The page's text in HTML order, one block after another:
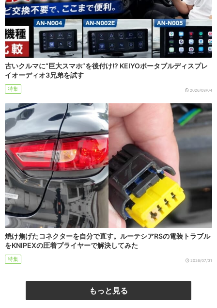
古いクルマに“巨大スマホ”を後付け!? KEIYOポータブルディスプレ
イオーディオ3兄弟を試す
特集 2026/08/04
焼け焦げたコネクターを自分で直す。ルーテシアRSの電装トラブル
をKNIPEXの圧着プライヤーで解決してみた
特集 2026/07/31
もっと見る